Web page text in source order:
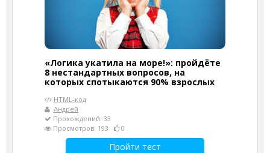
«Логика укатила на море!»: пройдёте
8 нестандартных вопросов, на
которых спотыкаются 90% взрослых
HTML-код
Андрей
Прохождений: 33
Просмотров: 193
0
Пройти тест